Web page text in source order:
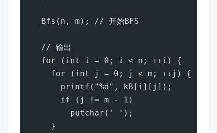
  Bfs(n, m); // 开始BFS
  // 输出
  for (int i = 0; i < n; ++i) {
    for (int j = 0; j < m; ++j) {
      printf("%d", kB[i][j]);
      if (j != m - 1)
        putchar(' ');
    }